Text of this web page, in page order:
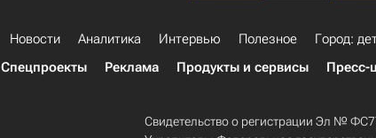
Новости Аналитика Интервью Полезное Город:
Спецпроекты
Реклама Продукты и сервисы Пресс-
Свидетельство о регистрации Эл №